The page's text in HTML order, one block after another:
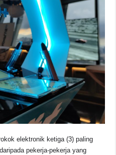
elektronik ketiga (3) paling
pekerja-pekerja yang